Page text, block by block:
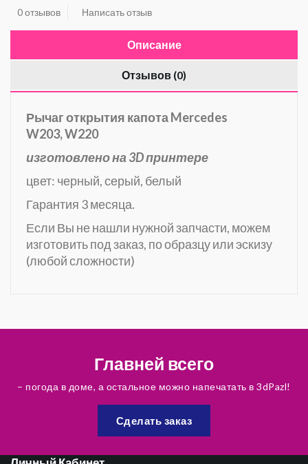
0 отзывов Написать отзыв
Описание
Отзывов (0)
Рычаг открытия капота Mercedes
W203,W220
изготовлено на 3D принтере
цвет: черный, серый, белый
Гарантия 3 месяца.
Если Вы не нашли нужной запчасти, можем
изготовить под заказ, по образцу или эскизу
(любой сложности)
Главней всего
– погода в доме, а остальное можно напечатать в 3dPazl!
Сделать заказ